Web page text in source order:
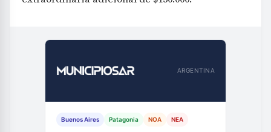
ARGENTINA
Buenos Aires Patagonia NOA NEA